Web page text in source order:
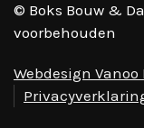
© Boks Bouw &
voorbehouden
Webdesign Vanoo